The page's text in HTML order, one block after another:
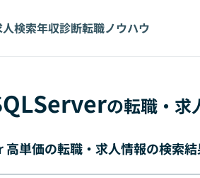
検索年収診断転職ノウハウ
の転職・求
高単価の転職・求人情報の検索